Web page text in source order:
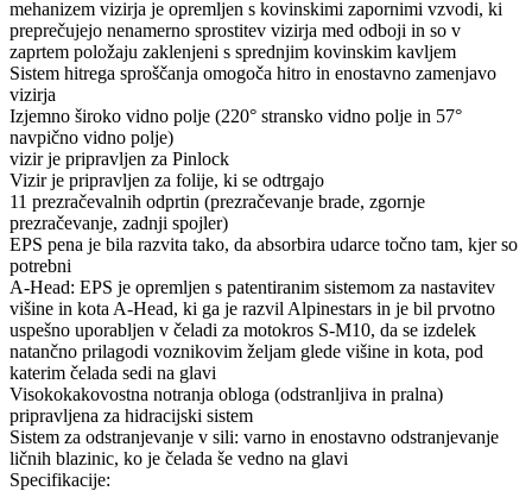
mehanizem vizirja je opremljen s kovinskimi zapornimi vzvodi, ki
preprečujejo nenamerno sprostitev vizirja med odboji in so v
zaprtem položaju zaklenjeni s sprednjim kovinskim kavljem
Sistem hitrega sproščanja omogoča hitro in enostavno zamenjavo
vizirja
Izjemno široko vidno polje (220° stransko vidno polje in 57°
navpično vidno polje)
vizir je pripravljen za Pinlock
Vizir je pripravljen za folije, ki se odtrgajo
11 prezračevalnih odprtin (prezračevanje brade, zgornje
prezračevanje, zadnji spojler)
EPS pena je bila razvita tako, da absorbira udarce točno tam, kjer so
potrebni
A-Head: EPS je opremljen s patentiranim sistemom za nastavitev
višine in kota A-Head, ki ga je razvil Alpinestars in je bil prvotno
uspešno uporabljen v čeladi za motokros S-M10, da se izdelek
natančno prilagodi voznikovim željam glede višine in kota, pod
katerim čelada sedi na glavi
Visokokakovostna notranja obloga (odstranljiva in pralna)
pripravljena za hidracijski sistem
Sistem za odstranjevanje v sili: varno in enostavno odstranjevanje
ličnih blazinic, ko je čelada še vedno na glavi
Specifikacije: